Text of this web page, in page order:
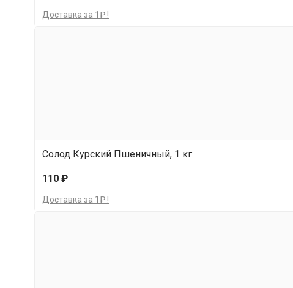
Доставка за 1₽ !
Солод Курский Пшеничный, 1 кг
110 ₽
Доставка за 1₽ !